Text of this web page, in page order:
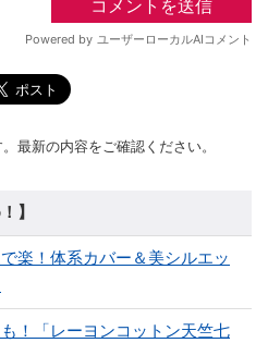
最新の内容をご確認ください。
】
楽！体系カバー＆美シルエッ
！「レーヨンコットン天竺七